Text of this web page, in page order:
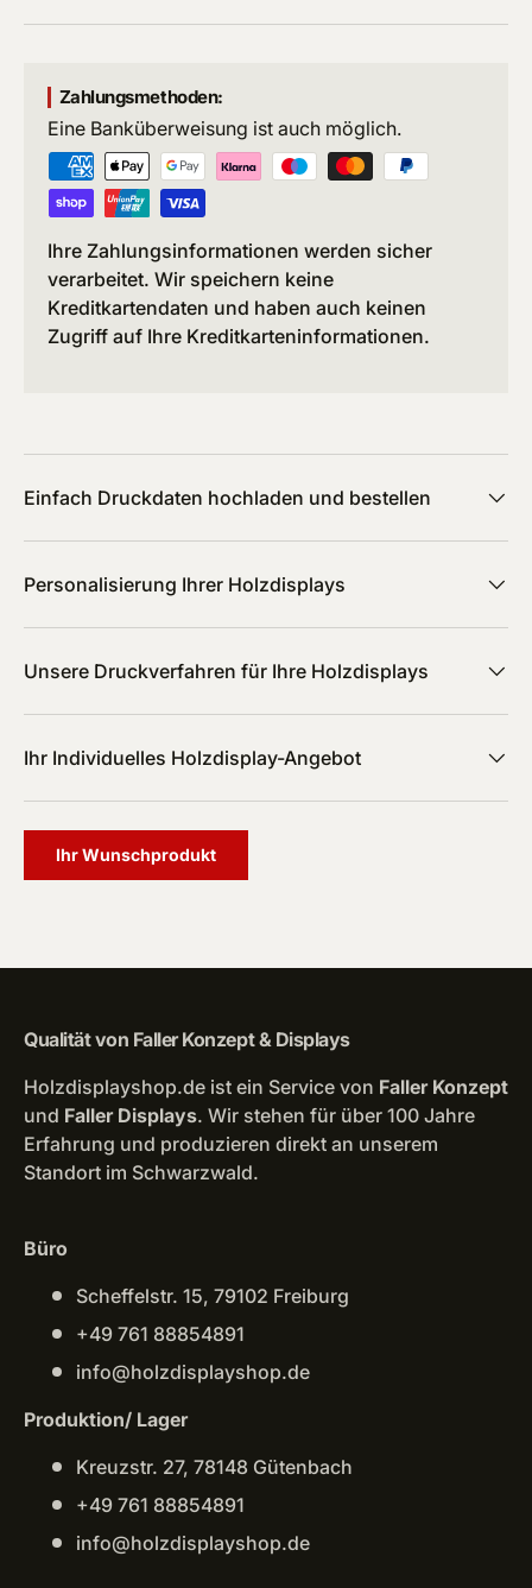
Zahlungsmethoden:
Eine Banküberweisung ist auch möglich.
Ihre Zahlungsinformationen werden sicher
verarbeitet. Wir speichern keine
Kreditkartendaten und haben auch keinen
Zugriff auf Ihre Kreditkarteninformationen.
Einfach Druckdaten hochladen und bestellen
Personalisierung Ihrer Holzdisplays
Unsere Druckverfahren für Ihre Holzdisplays
Ihr Individuelles Holzdisplay-Angebot
Ihr Wunschprodukt
Qualität von Faller Konzept & Displays
Holzdisplayshop.de ist ein Service von Faller Konzept
und Faller Displays. Wir stehen für über 100 Jahre
Erfahrung und produzieren direkt an unserem
Standort im Schwarzwald.
Büro
Scheffelstr. 15, 79102 Freiburg
+49 761 88854891
info@holzdisplayshop.de
Produktion/ Lager
Kreuzstr. 27, 78148 Gütenbach
+49 761 88854891
info@holzdisplayshop.de